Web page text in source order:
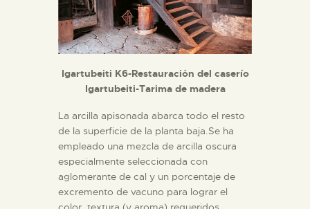
Igartubeiti K6-Restauración del caserío
Igartubeiti-Tarima de madera
La arcilla apisonada abarca todo el resto
de la superficie de la planta baja.Se ha
empleado una mezcla de arcilla oscura
especialmente seleccionada con
aglomerante de cal y un porcentaje de
excremento de vacuno para lograr el